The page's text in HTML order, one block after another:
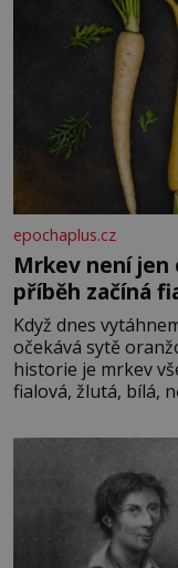
epochaplus.cz
Mrkev není jen
příběh začíná
Když dnes
očekává sytě
historie je mrkev
fialová, žlutá, bílá,
bez které si